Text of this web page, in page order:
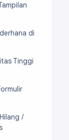
di
Tinggi
/